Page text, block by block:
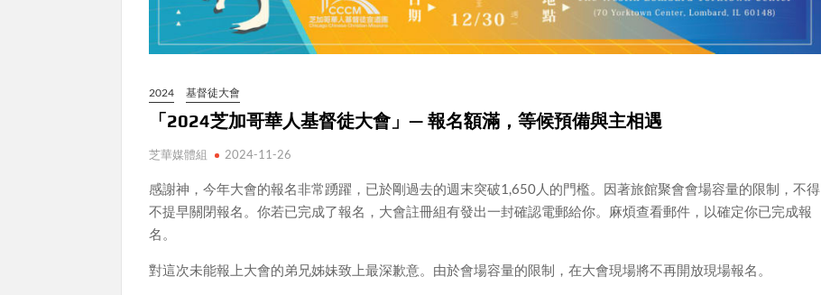
2024 基督徒大會
「2024芝加哥華人基督徒大會」— 報名額滿，等候預備與主相遇
芝華媒體組 2024-11-26
感謝神，今年大會的報名非常踴躍，已於剛過去的週末突破1,650人的門檻。因著旅館聚會會場容量的限制，不得
不提早關閉報名。你若已完成了報名，大會註冊組有發出一封確認電郵給你。麻煩查看郵件，以確定你已完成報
名。
對這次未能報上大會的弟兄姊妹致上最深歉意。由於會場容量的限制，在大會現場將不再開放現場報名。